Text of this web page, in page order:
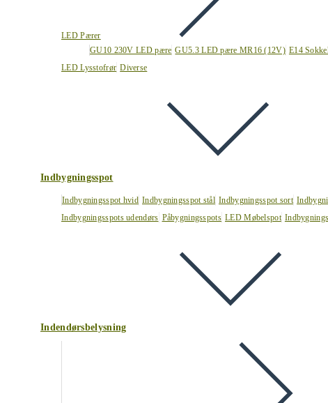
LED Pærer
GU10 230V LED pære GU5.3 LED pære MR16 (12V) E14
LED Lysstofrør Diverse
Indbygningsspot
Indbygningsspot hvid Indbygningsspot stål Indbygningsspot sort
Indbygningsspots udendørs Påbygningsspots LED Møbelspot
Indendørsbelysning